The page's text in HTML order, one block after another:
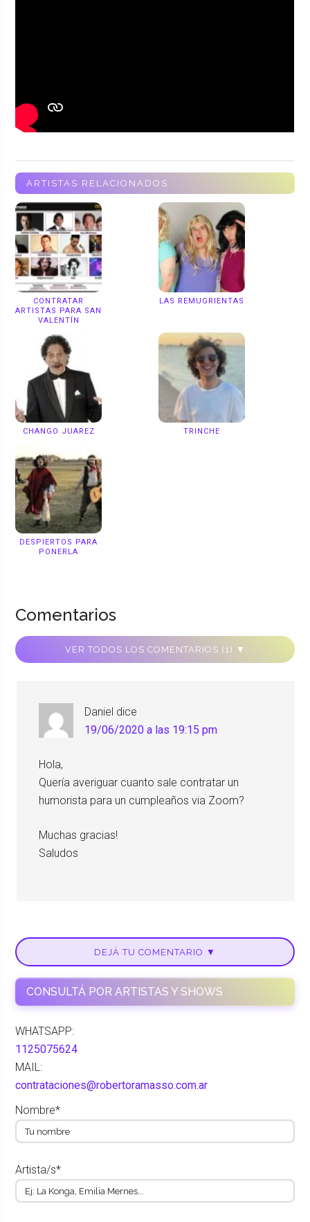
ARTISTAS RELACIONADOS
CONTRATAR
ARTISTAS PARA SAN
VALENTÍN
LAS REMUGRIENTAS
CHANGO JUAREZ TRINCHE
DESPIERTOS PARA
PONERLA
Comentarios
VER TODOS LOS COMENTARIOS (1) ▼
Daniel dice
19/06/2020 a las 19:15 pm
Hola,
Quería averiguar cuanto sale contratar un
humorista para un cumpleaños via Zoom?
Muchas gracias!
Saludos
DEJÁ TU COMENTARIO ▼
CONSULTÁ POR ARTISTAS Y SHOWS
WHATSAPP:
1125075624
MAIL:
contrataciones@robertoramasso.com.ar
Nombre*
Artista/s*